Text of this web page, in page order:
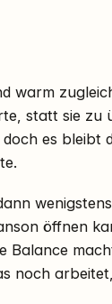
warm
statt sie zu
es bleibt
öffnen
Balance
noch